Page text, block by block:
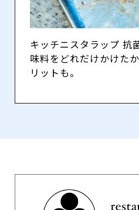
キッチニスタラップ 抗
味料をどれだけかけた
リットも。